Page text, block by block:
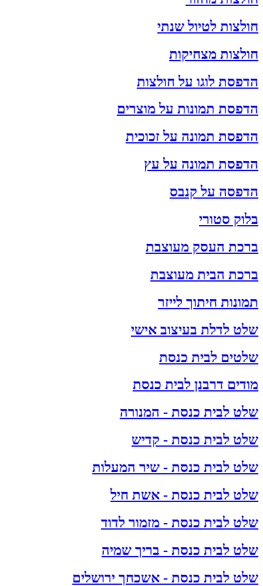
חולצות לטיול שנתי
חולצות מצחיקות
הדפסת לוגו על חולצות
הדפסת תמונות על מוצרים
הדפסת תמונה על זכוכית
הדפסת תמונה על עץ
הדפסה על קנבס
בלוק סטורי
ברכת העסק מעוצבת
ברכת הבית מעוצבת
תמונות חיתוך לייזר
שלט לדלת בעיצוב אישי
שלטים לבית כנסת
מודים דרבנן לבית כנסת
שלט לבית כנסת - המנורה
שלט לבית כנסת - קדיש
שלט לבית כנסת - שיר המעלות
שלט לבית כנסת - אשת חיל
שלט לבית כנסת - מזמור לדוד
שלט לבית כנסת - בריך שמיה
שלט לבית כנסת - אשכחך ירושלים